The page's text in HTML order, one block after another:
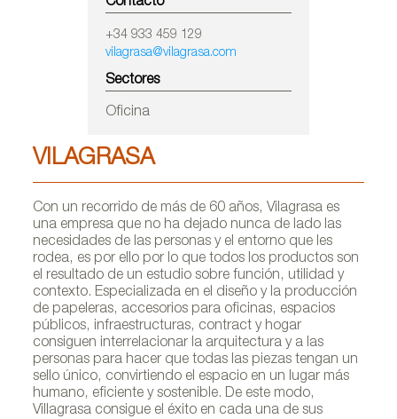
+34 933 459 129
vilagrasa@vilagrasa.com
Sectores
Oficina
VILAGRASA
Con un recorrido de más de 60 años, Vilagrasa es
una empresa que no ha dejado nunca de lado las
necesidades de las personas y el entorno que les
rodea, es por ello por lo que todos los productos son
el resultado de un estudio sobre función, utilidad y
contexto. Especializada en el diseño y la producción
de papeleras, accesorios para oficinas, espacios
públicos, infraestructuras, contract y hogar
consiguen interrelacionar la arquitectura y a las
personas para hacer que todas las piezas tengan un
sello único, convirtiendo el espacio en un lugar más
humano, eficiente y sostenible. De este modo,
Villagrasa consigue el éxito en cada una de sus